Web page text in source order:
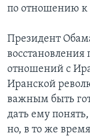
по отношению
Президент
отношений с
Иранской
важным быть
дать ему
но, в то же